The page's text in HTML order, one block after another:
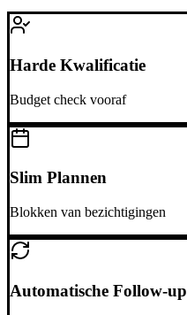
Harde Kwalificatie
Budget check vooraf
Slim Plannen
Blokken van bezichtigingen
Automatische Follow-up